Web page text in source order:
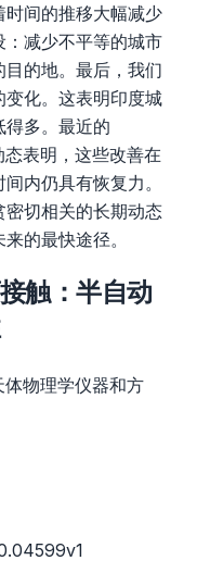
时间的推移大幅减少
减少不平等的城市
的地。最后，我们
化。这表明印度城
多。最近的
表明，这些改善在
内仍具有恢复力。
切相关的长期动态
的最快途径。
触：半自动
物理学仪器和方